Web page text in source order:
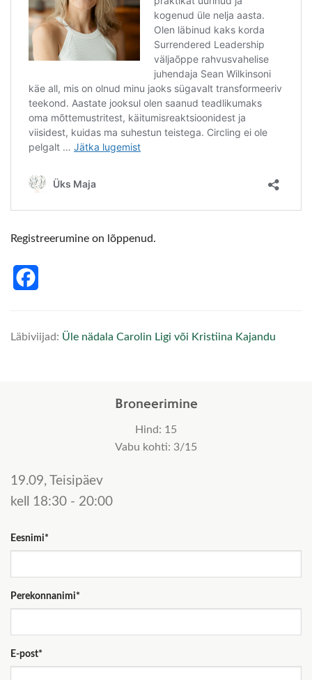
Registreerumine on lõppenud.
Läbiviijad: Üle nädala Carolin Ligi või Kristiina Kajandu
Broneerimine
Hind: 15
Vabu kohti: 3/15
19.09, Teisipäev
kell 18:30 - 20:00
Eesnimi*
Perekonnanimi*
E-post*